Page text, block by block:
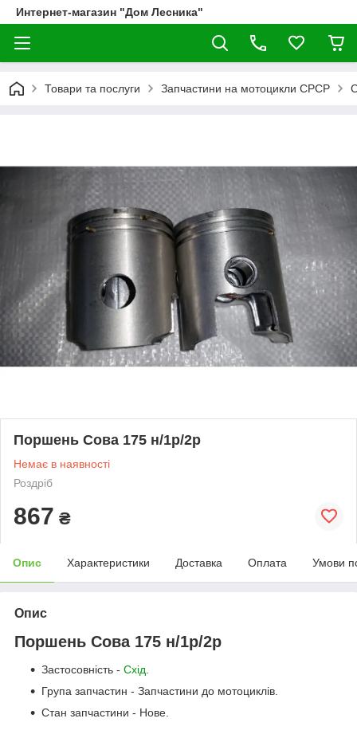
Интернет-магазин "Дом Лесника"
Товари та послуги Запчастини на мотоцикли СРСР
Поршень Сова 175 н/1р/2р
Немає в наявності
Роздріб
867 ₴
Опис Характеристики Доставка Оплата Умови
Опис
Поршень Сова 175 н/1р/2р
Застосовність - Схід.
Група запчастин - Запчастини до мотоциклів.
Стан запчастини - Нове.